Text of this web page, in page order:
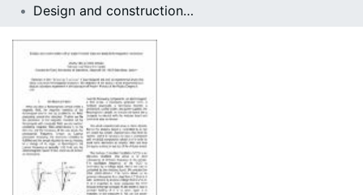
Design and construction of an experimental setup to study ferromagnetic resonance